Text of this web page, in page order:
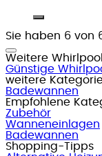
Sie haben 6 von
Weitere Whirlpool
Günstige
weitere
Badewannen
Empfohlene
Zubehör
Wanneneinlagen
Badewannen
Shopping-Tipps